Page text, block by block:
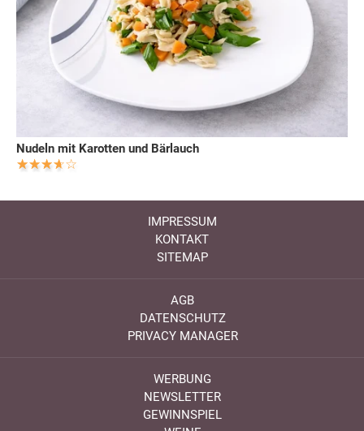
Nudeln mit Karotten und Bärlauch
IMPRESSUM
KONTAKT
SITEMAP
AGB
DATENSCHUTZ
PRIVACY MANAGER
WERBUNG
NEWSLETTER
GEWINNSPIEL